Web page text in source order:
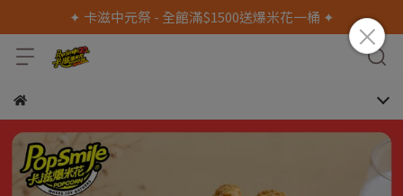
✦ 卡滋中元祭 - 全館滿$1500送爆米花一桶 ✦